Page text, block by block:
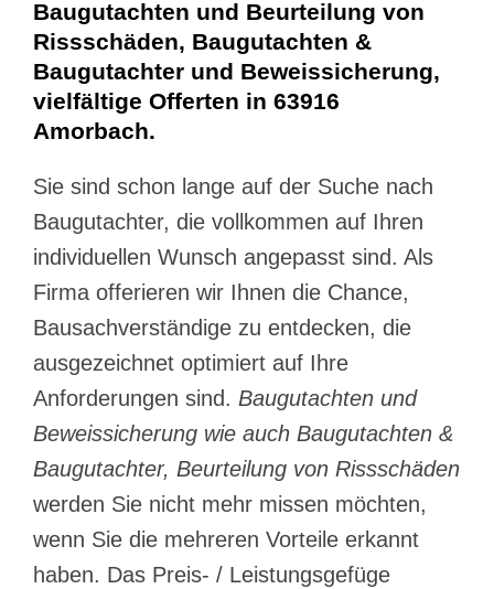
Baugutachten und Beurteilung von
Rissschäden, Baugutachten &
Baugutachter und Beweissicherung,
vielfältige Offerten in 63916
Amorbach.
Sie sind schon lange auf der Suche nach
Baugutachter, die vollkommen auf Ihren
individuellen Wunsch angepasst sind. Als
Firma offerieren wir Ihnen die Chance,
Bausachverständige zu entdecken, die
ausgezeichnet optimiert auf Ihre
Anforderungen sind. Baugutachten und
Beweissicherung wie auch Baugutachten &
Baugutachter, Beurteilung von Rissschäden
werden Sie nicht mehr missen möchten,
wenn Sie die mehreren Vorteile erkannt
haben. Das Preis- / Leistungsgefüge